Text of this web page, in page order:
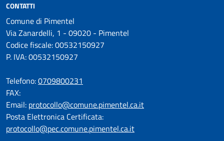
CONTATTI
Comune di Pimentel
Via Zanardelli, 1 - 09020 - Pimentel
Codice fiscale: 00532150927
P. IVA: 00532150927
Telefono:0709800231
FAX:
Email: protocollo@comune.pimentel.ca.it
Posta Elettronica Certificata:
protocollo@pec.comune.pimentel.ca.it